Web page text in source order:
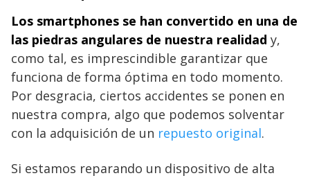
Los smartphones se han convertido en una de
las piedras angulares de nuestra realidad y,
como tal, es imprescindible garantizar que
funciona de forma óptima en todo momento.
Por desgracia, ciertos accidentes se ponen en
nuestra compra, algo que podemos solventar
con la adquisición de un repuesto original.
Si estamos reparando un dispositivo de alta